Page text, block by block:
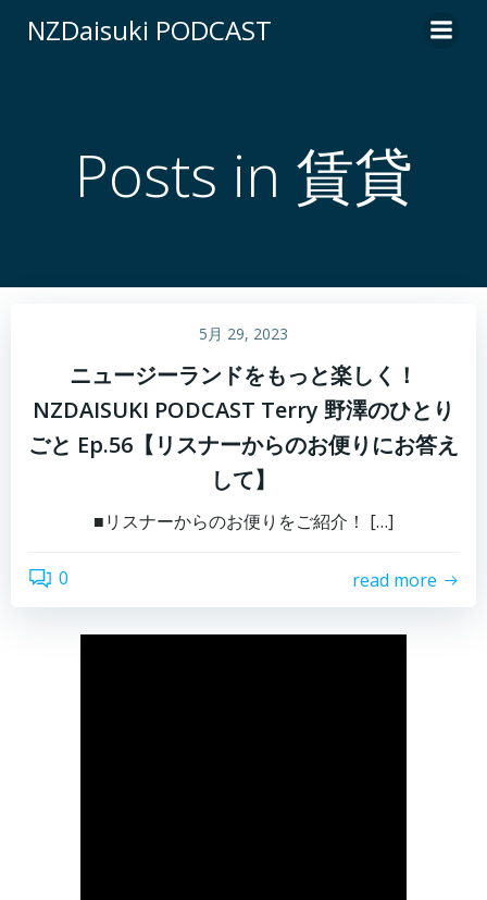
ン
ス
キ
NZDaisuki PODCAST
Posts in 賃貸
5月 29, 2023
ニュージーランドをもっと楽しく！
NZDAISUKI PODCAST Terry 野澤のひとり
ごと Ep.56【リスナーからのお便りにお答え
して】
■リスナーからのお便りをご紹介！ […]
0 read more